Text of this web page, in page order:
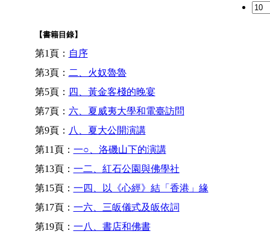
【書籍目錄】
第1頁： 自序
第3頁： 二、火奴魯魯
第5頁： 四、黃金客棧的晚宴
第7頁： 六、夏威夷大學和電臺訪問
第9頁： 八、夏大公開演講
第11頁： 一○、洛磯山下的演講
第13頁： 一二、紅石公園與佛學社
第15頁： 一四、以《心經》結「香港」緣
第17頁： 一六、三皈儀式及皈依詞
第19頁： 一八、書店和佛書